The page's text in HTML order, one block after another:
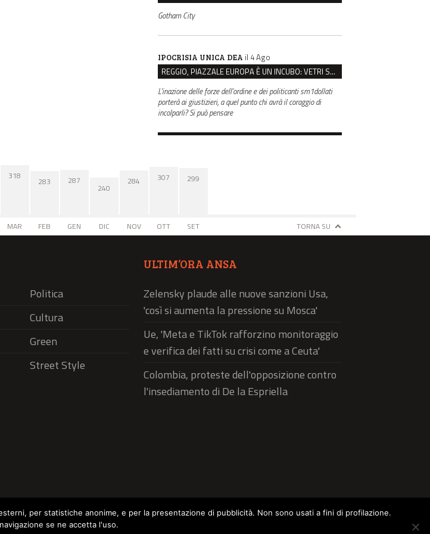
Gotham City
IPOCRISIA UNICA DEA il 4 Ago
REGGIO, PIAZZALE EUROPA È UN INCUBO: VETRI SPACCATI E FURTI SULLE AUTO IN SOSTA
L'inazione delle forze dell'ordine e dei politicanti sm1dollati
porterà ai giustizieri, a quel punto chi avrà il coraggio di
incolparli? Si può pensare
318
MAR
283
FEB
287
GEN
240
DIC
284
NOV
307
OTT
299
SET TORNA SU
Politica
Cultura
Green
Street Style
ULTIM’ORA ANSA
Zelensky plaude alle nuove sanzioni Usa,
'così si aumenta la pressione su Mosca'
Ue, 'Meta e TikTok rafforzino monitoraggio
e verifica dei fatti su crisi come a Ceuta'
Colombia, proteste dell'opposizione contro
l'insediamento di De la Espriella
per statistiche anonime, e per la presentazione di pubblicità. Non sono usati a fini di profilazione.
se ne accetta l'uso.